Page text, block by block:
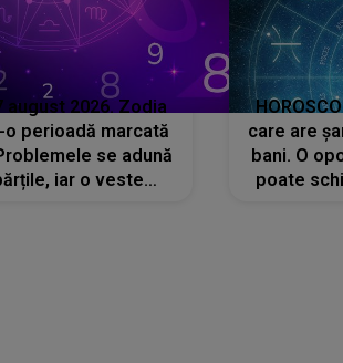
august 2026. Zodia
perioadă marcată
se adună
iar o veste
care are
bani. O
poate